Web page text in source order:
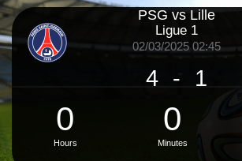
PSG vs Lille
Ligue 1
02/03/2025 02:45
4 - 1
0
Hours
0
Minutes